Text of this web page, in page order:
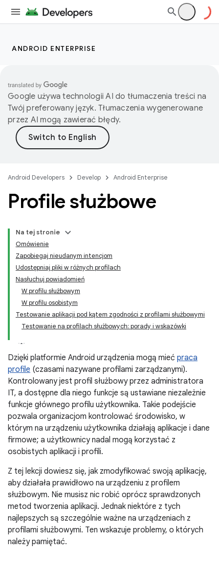
ANDROID ENTERPRISE
Google używa technologii AI do tłumaczenia treści na
Twój preferowany język. Tłumaczenia wygenerowane
przez AI mogą zawierać błędy.
Android Developers Develop Android Enterprise
Profile służbowe
Na tej stronie
Omówienie
Zapobiegaj nieudanym intencjom
Udostępniaj pliki w różnych profilach
Nasłuchuj powiadomień
W profilu służbowym
W profilu osobistym
Testowanie aplikacji pod kątem zgodności z profilami służbowymi
Testowanie na profilach służbowych: porady i wskazówki
Dzięki platformie Android urządzenia mogą mieć praca
profile (czasami nazywane profilami zarządzanymi).
Kontrolowany jest profil służbowy przez administratora
IT, a dostępne dla niego funkcje są ustawiane niezależnie
funkcje głównego profilu użytkownika. Takie podejście
pozwala organizacjom kontrolować środowisko, w
którym na urządzeniu użytkownika działają aplikacje i dane
firmowe; a użytkownicy nadal mogą korzystać z
osobistych aplikacji i profili.
Z tej lekcji dowiesz się, jak zmodyfikować swoją aplikację,
aby działała prawidłowo na urządzeniu z profilem
służbowym. Nie musisz nic robić oprócz sprawdzonych
metod tworzenia aplikacji. Jednak niektóre z tych
najlepszych są szczególnie ważne na urządzeniach z
profilami służbowymi. Ten wskazuje problemy, o których
należy pamiętać.